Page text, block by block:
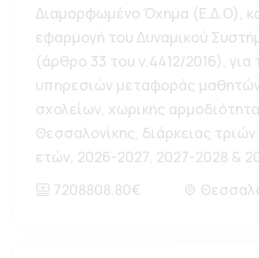
Διαμορφωμένο Όχημα (Ε.Δ.Ο),
εφαρμογή του Δυναμικού
(άρθρο 33 του ν.4412/2016), για
υπηρεσιών μεταφοράς
σχολείων, χωρικής
Θεσσαλονίκης, διάρκειας
ετών, 2026-2027, 2027-2028 &
7208808.80€